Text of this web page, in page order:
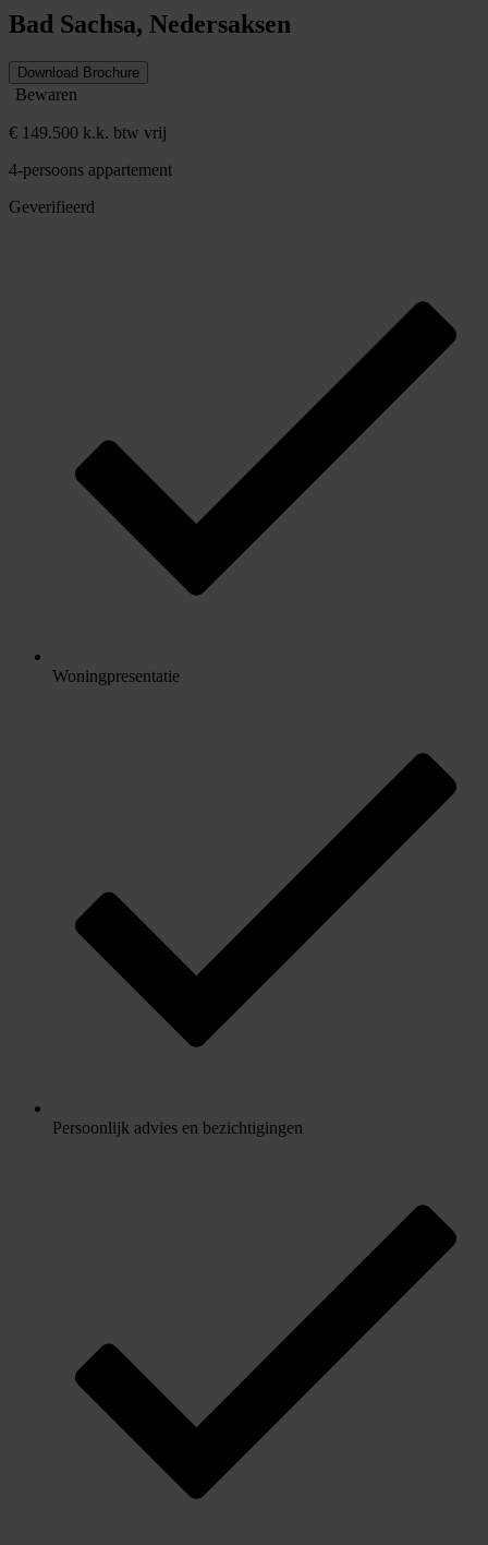
Bad Sachsa, Nedersaksen
Download Brochure
Bewaren
€ 149.500 k.k. btw vrij
4-persoons appartement
Geverifieerd
Woningpresentatie
Persoonlijk advies en bezichtigingen